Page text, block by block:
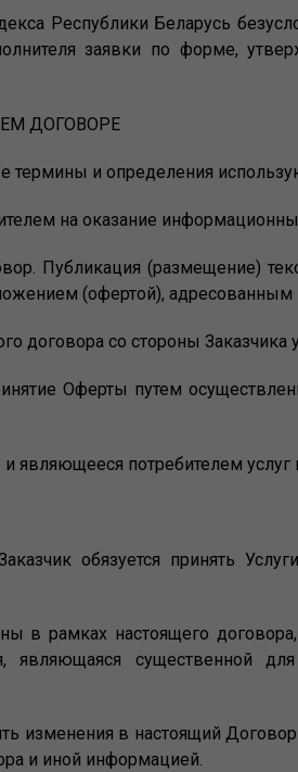
Республики Беларусь
заявки по форме,
ДОГОВОРЕ
и определения
на оказание
Публикация (размещение)
(офертой),
со стороны Заказчика
Оферты путем
являющееся потребителем услуг
обязуется принять
в рамках настоящего
являющаяся существенной
изменения в настоящий
и иной информацией.